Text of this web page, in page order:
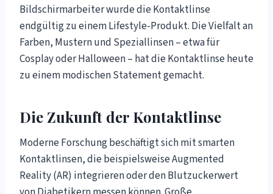
Bildschirmarbeiter wurde die Kontaktlinse
endgültig zu einem Lifestyle-Produkt. Die Vielfalt an
Farben, Mustern und Speziallinsen – etwa für
Cosplay oder Halloween – hat die Kontaktlinse heute
zu einem modischen Statement gemacht.
Die Zukunft der Kontaktlinse
Moderne Forschung beschäftigt sich mit smarten
Kontaktlinsen, die beispielsweise Augmented
Reality (AR) integrieren oder den Blutzuckerwert